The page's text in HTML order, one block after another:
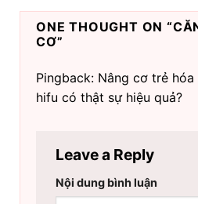
ONE THOUGHT ON “
CƠ”
Pingback: Nâng cơ trẻ
hifu có thật sự hiệu quả?
Leave a Reply
Nội dung bình luận